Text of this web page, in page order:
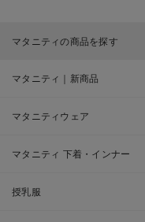
マタニティの商品を探す
マタニティ｜新商品
マタニティウェア
マタニティ 下着・インナー
授乳服